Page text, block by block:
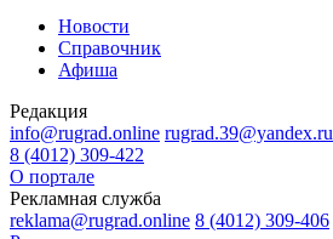
Новости
Справочник
Афиша
Редакция
info@rugrad.online rugrad.39@yandex.ru
8 (4012) 309-422
О портале
Рекламная служба
reklama@rugrad.online 8 (4012) 309-406